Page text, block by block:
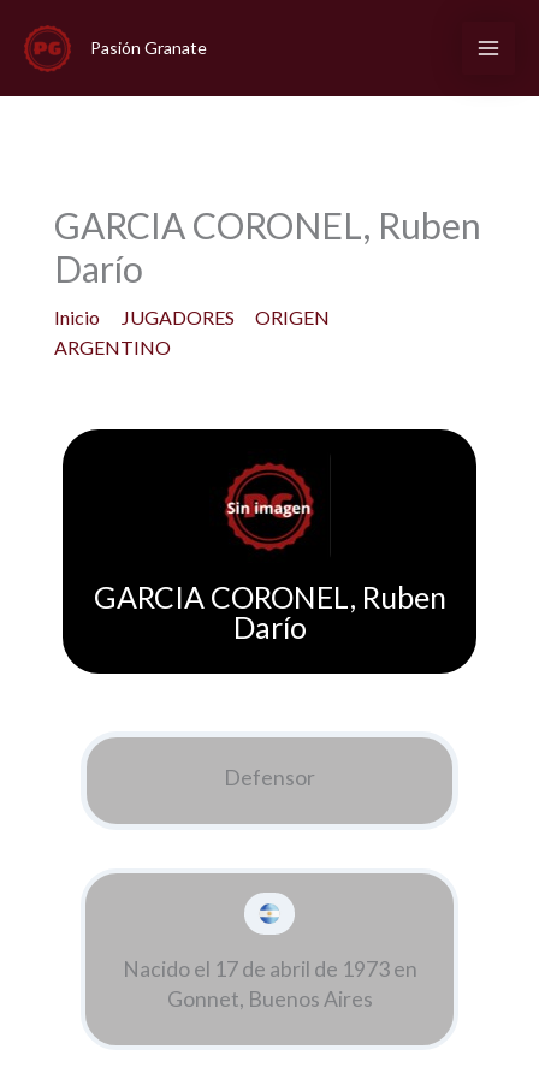
contenido
Pasión Granate
GARCIA CORONEL, Ruben
Darío
Inicio JUGADORES
ORIGEN
ARGENTINO
GARCIA CORONEL, Ruben
Darío
Defensor
Nacido el 17 de abril de 1973 en
Gonnet, Buenos Aires